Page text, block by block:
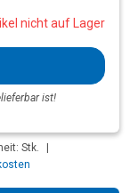
nicht auf Lager
ist!
Stk.
|